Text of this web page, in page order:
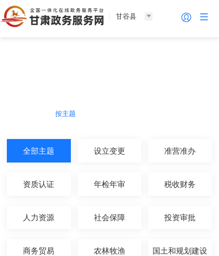
甘谷县
按主题
全部主题 设立变更 准营准办
资质认证 年检年审 税收财务
人力资源 社会保障 投资审批
商务贸易 农林牧渔 国土和规划建设